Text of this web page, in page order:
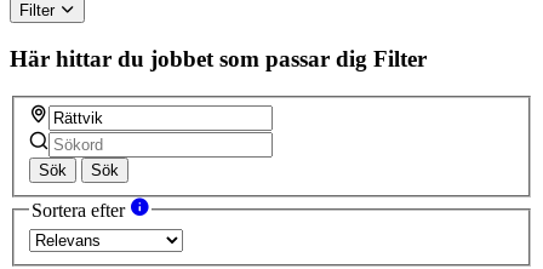
Filter
Här hittar du jobbet som passar dig Filter
Sök Sök
Sortera efter